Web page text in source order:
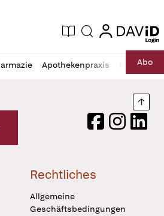
Zeitung
Aktuelle Ausgabe
Suche login
login
Apothekenpraxis RechtAbo
Verlag Logo
FacebookInstagram
Rechtliches
Allgemeine
Geschäftsbedingungen